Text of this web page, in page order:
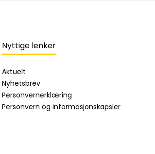
Nyttige lenker
Aktuelt
Nyhetsbrev
Personvernerklæring
Personvern og informasjonskapsler